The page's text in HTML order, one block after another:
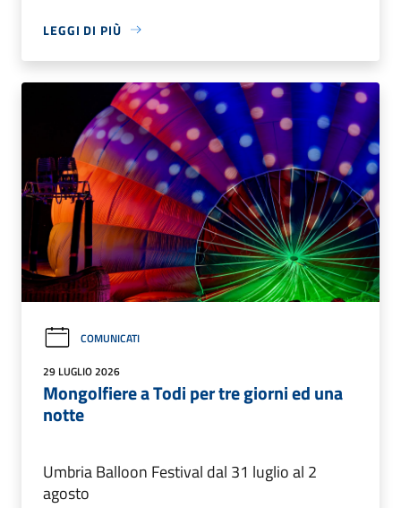
LEGGI DI PIÙ
COMUNICATI
29 LUGLIO 2026
Mongolfiere a Todi per tre giorni ed una
notte
Umbria Balloon Festival dal 31 luglio al 2
agosto